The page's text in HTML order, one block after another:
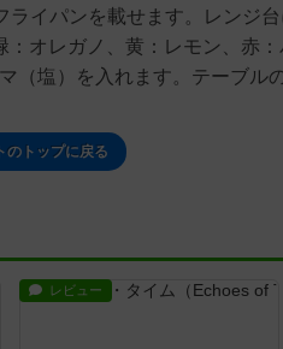
イパンを載せます。レンジ
オレガノ、黄：レモン、赤
（塩）を入れます。テーブル
のトップに戻る
レビュー